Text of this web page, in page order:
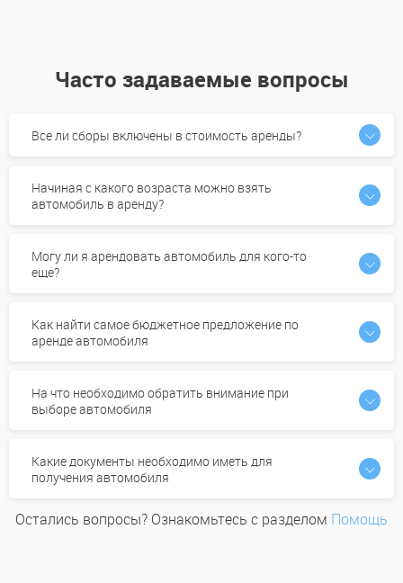
Часто задаваемые вопросы
Все ли сборы включены в стоимость аренды?
Начиная с какого возраста можно взять
автомобиль в аренду?
Могу ли я арендовать автомобиль для кого-то
еще?
Как найти самое бюджетное предложение по
аренде автомобиля
На что необходимо обратить внимание при
выборе автомобиля
Какие документы необходимо иметь для
получения автомобиля
Остались вопросы? Ознакомьтесь с разделом Помощь